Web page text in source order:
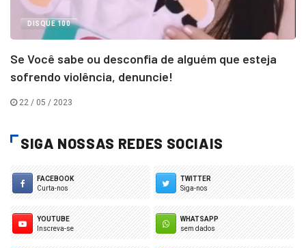
DISQUE 100
Se Você sabe ou desconfia de alguém que esteja
sofrendo violência, denuncie!
22 / 05 / 2023
SIGA NOSSAS REDES SOCIAIS
FACEBOOK
Curta-nos
TWITTER
Siga-nos
YOUTUBE
Inscreva-se
WHATSAPP
sem dados